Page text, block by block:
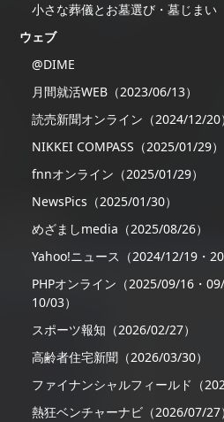
小さな葬儀とお墓選び・墓じまい
ウェブ
@DIME
月間就活WEB（2023/06/13）
読売新聞オンライン（2024/12/20）
NIKKEI COMPASS（2025/01/29）
fnnオンライン（2025/01/29）
NewsPics（2025/01/30）
めざましmedia（2025/08/26）
Yahoo!ニュース（2024/12/19・
PHPオンライン（2025/09/16・
10/03）
スポーツ報知（2026/02/27）
高齢者住宅新聞（2026/03/30）
ファイナンシャルフィールド（
熱狂ベンチャーナビ（2026/07/27）